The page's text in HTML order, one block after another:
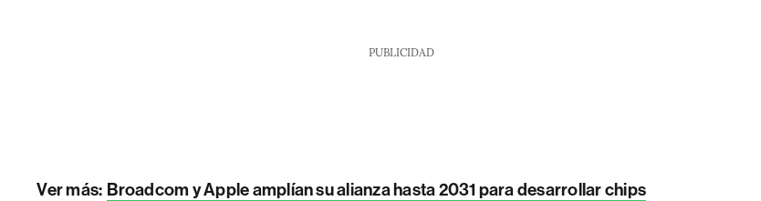
PUBLICIDAD
Ver más: Broadcom y Apple amplían su alianza hasta 2031 para desarrollar chips